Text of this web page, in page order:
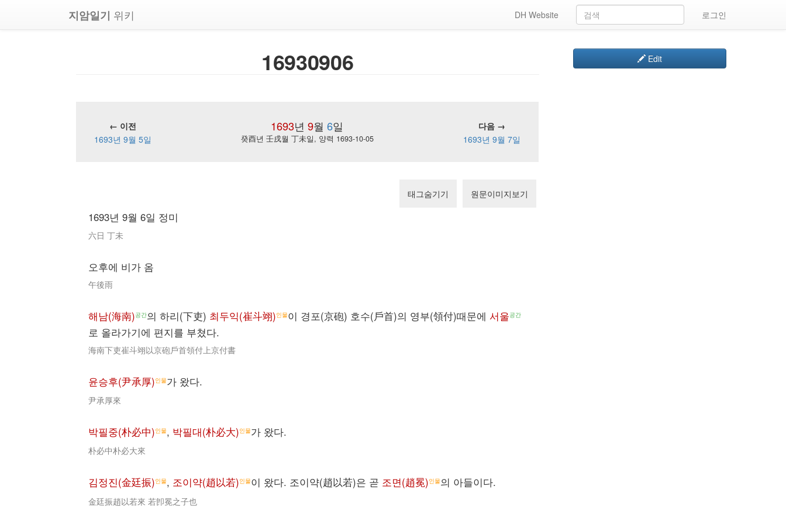
지암일기 위키 로그인
DH Website
16930906
1693년 9월 6일
← 이전
다음 →
1693년 9월 5일
癸酉년 壬戌월 丁未일, 양력 1693-10-05 1693년 9월 7일
태그숨기기 원문이미지보기
1693년 9월 6일 정미
六日 丁未
오후에 비가 옴
午後雨
해남(海南)공간의 하리(下吏) 최두익(崔斗翊)인물이 경포(京砲) 호수(戶首)의 영부(領付)때문에 서울공간
로 올라가기에 편지를 부쳤다.
海南下吏崔斗翊以京砲戶首領付上京付書
윤승후(尹承厚)인물가 왔다.
尹承厚來
박필중(朴必中)인물, 박필대(朴必大)인물가 왔다.
朴必中朴必大來
김정진(金廷振)인물, 조이약(趙以若)인물이 왔다. 조이약(趙以若)은 곧 조면(趙冕)인물의 아들이다.
金廷振趙以若來 若卽冕之子也
Edit